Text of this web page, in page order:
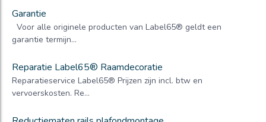
Garantie
Voor alle originele producten van Label65® geldt een
garantie termijn...
Reparatie Label65® Raamdecoratie
Reparatieservice Label65® Prijzen zijn incl. btw en
vervoerskosten. Re...